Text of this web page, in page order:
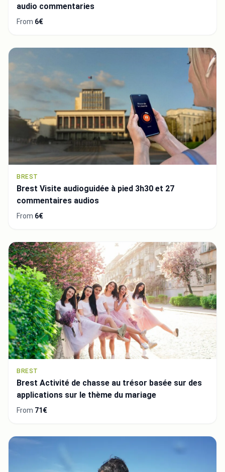
audio commentaries
From 6€
BREST
Brest Visite audioguidée à pied 3h30 et 27
commentaires audios
From 6€
BREST
Brest Activité de chasse au trésor basée sur des
applications sur le thème du mariage
From 71€